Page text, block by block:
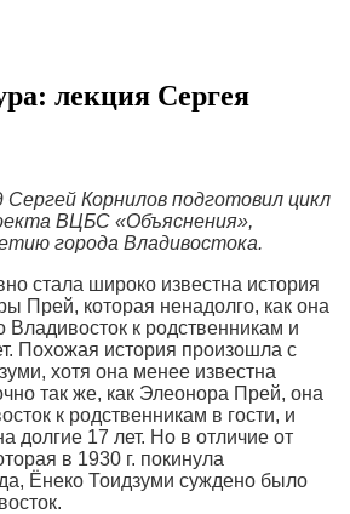
лекция Сергея
Сергей Корнилов подготовил цикл
ВЦБС «Объяснения»,
города Владивостока.
стала широко известна история
Прей, которая ненадолго, как она
Владивосток к родственникам и
Похожая история произошла с
хотя она менее известна
так же, как Элеонора Прей, она
к родственникам в гости, и
долгие 17 лет. Но в отличие от
в 1930 г. покинула
Ёнеко Тоидзуми суждено было